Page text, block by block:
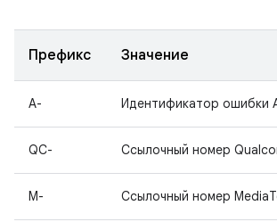
Префикс Значение
A- Идентификатор ошибки
QC- Ссылочный номер
M- Ссылочный номер